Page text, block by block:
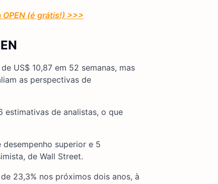
(é grátis!) >>>
US$ 10,87 em 52 semanas, mas
as perspectivas de
estimativas de analistas, o que
superior e 5
de Wall Street.
23,3% nos próximos dois anos, à